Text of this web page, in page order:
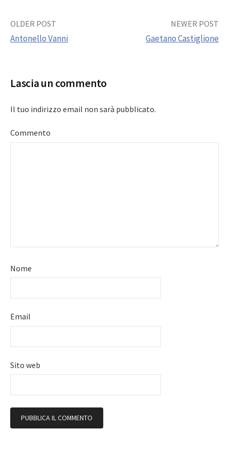
Post
OLDER POST
Antonello Vanni
NEWER POST
Gaetano Castiglione
Lascia un commento
Il tuo indirizzo email non sarà pubblicato.
Commento
Nome
Email
Sito web